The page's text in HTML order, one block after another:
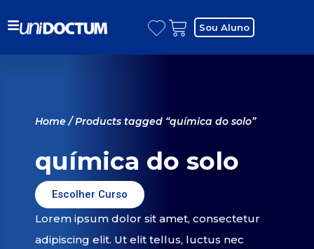
Sou Aluno
Home/ Products tagged “química do solo”
química do solo
Escolher Curso
Lorem ipsum dolor sit amet, consectetur
adipiscing elit. Ut elit tellus, luctus nec